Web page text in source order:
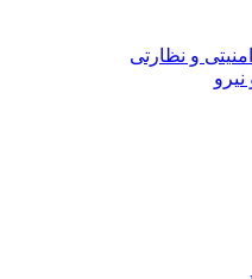
و نظارتی